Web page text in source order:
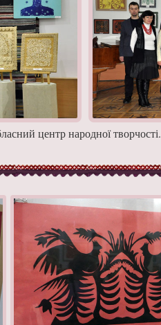
центр народної творчості.